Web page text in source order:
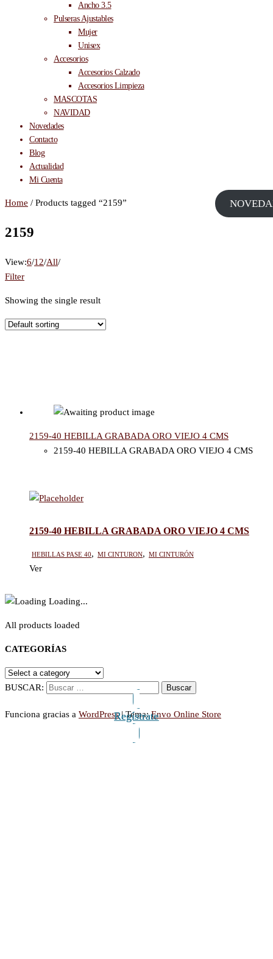
Ancho 3.5
Pulseras Ajustables
Mujer
Unisex
Accesorios
Accesorios Calzado
Accesorios Limpieza
MASCOTAS
NAVIDAD
Novedades
Contacto
Blog
Actualidad
Mi Cuenta
Home / Products tagged “2159”
2159
View:6/12/All/
Filter
Showing the single result
2159-40 HEBILLA GRABADA ORO VIEJO 4 CMS
Regístrate
2159-40 HEBILLA GRABADA ORO VIEJO 4 CMS
2159-40 HEBILLA GRABADA ORO VIEJO 4 CMS
HEBILLAS PASE 40, Mi cinturon, Mi Cinturón
Regístrate
Ver
Loading...
All products loaded
CATEGORÍAS
BUSCAR:
Funciona gracias a WordPress |Tema:Envo Online Store